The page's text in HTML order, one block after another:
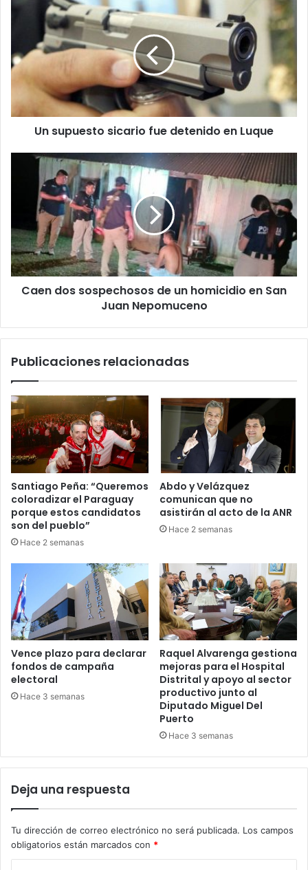
Un supuesto sicario fue detenido en Luque
Caen dos sospechosos de un homicidio en San
Juan Nepomuceno
Publicaciones relacionadas
Santiago Peña: “Queremos
coloradizar el Paraguay
porque estos candidatos
son del pueblo”
Hace 2 semanas
Abdo y Velázquez
comunican que no
asistirán al acto de la ANR
Hace 2 semanas
Vence plazo para declarar
fondos de campaña
electoral
Hace 3 semanas
Raquel Alvarenga gestiona
mejoras para el Hospital
Distrital y apoyo al sector
productivo junto al
Diputado Miguel Del
Puerto
Hace 3 semanas
Deja una respuesta
Tu dirección de correo electrónico no será publicada. Los campos
obligatorios están marcados con *